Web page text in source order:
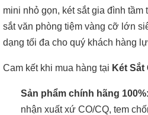
mini nhỏ gọn, két sắt gia đình tầm
sắt văn phòng tiệm vàng cỡ lớn
dạng tối đa cho quý khách hàng
Cam kết khi mua hàng tại Két Sắt
Sản phẩm chính hãng 100%:
nhận xuất xứ CO/CQ, tem